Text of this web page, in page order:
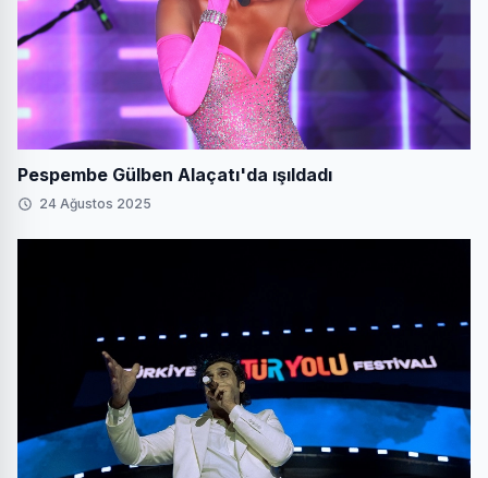
Pespembe Gülben Alaçatı'da ışıldadı
24 Ağustos 2025